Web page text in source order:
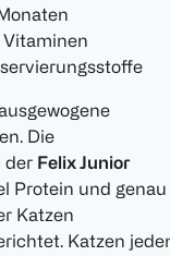
Die
der Felix Junior
Protein und genau
Katzen
Katzen